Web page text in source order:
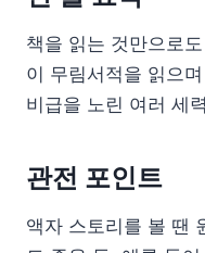
책을 읽는 것만으로
이 무림서적을 읽으
비급을 노린 여러 세
관전 포인트
액자 스토리를 볼 땐